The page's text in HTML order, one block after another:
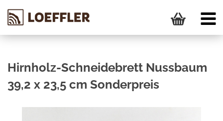
Hirnholz-Schneidebrett Nussbaum
39,2 x 23,5 cm Sonderpreis